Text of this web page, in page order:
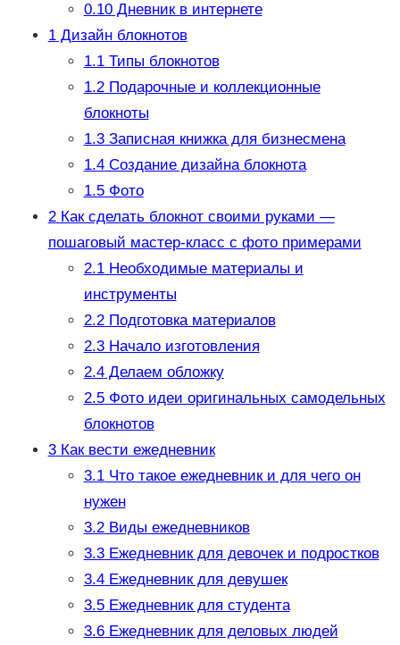
0.10Дневник в интернете
1Дизайн блокнотов
1.1Типы блокнотов
1.2Подарочные и коллекционные
блокноты
1.3Записная книжка для бизнесмена
1.4Создание дизайна блокнота
1.5Фото
2Как сделать блокнот своими руками —
пошаговый мастер-класс с фото примерами
2.1Необходимые материалы и
инструменты
2.2Подготовка материалов
2.3Начало изготовления
2.4Делаем обложку
2.5Фото идеи оригинальных самодельных
блокнотов
3Как вести ежедневник
3.1Что такое ежедневник и для чего он
нужен
3.2Виды ежедневников
3.3Ежедневник для девочек и подростков
3.4Ежедневник для девушек
3.5Ежедневник для студента
3.6Ежедневник для деловых людей